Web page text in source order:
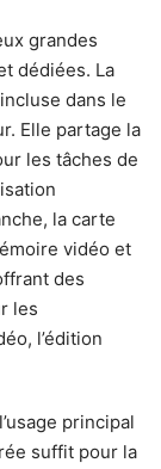
grandes
dédiées. La
dans le
Elle partage la
les tâches de
la carte
vidéo et
des
les
l’édition
principal
suffit pour la